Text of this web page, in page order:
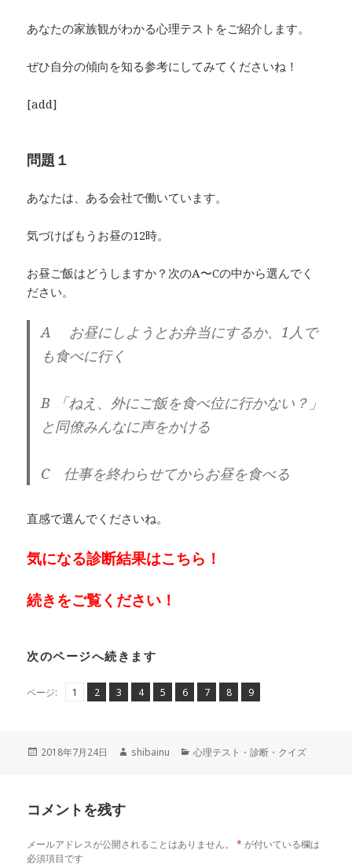
あなたの家族観がわかる心理テストをご紹介します。
ぜひ自分の傾向を知る参考にしてみてくださいね！
[add]
問題１
あなたは、ある会社で働いています。
気づけばもうお昼の12時。
お昼ご飯はどうしますか？次のA〜Cの中から選んでく
ださい。
A お昼にしようとお弁当にするか、1人で
も食べに行く
B 「ねえ、外にご飯を食べ位に行かない？」
と同僚みんなに声をかける
C 仕事を終わらせてからお昼を食べる
直感で選んでくださいね。
気になる診断結果はこちら！
続きをご覧ください！
次のページへ続きます
ページ:
ペ1 ,
ペ
2 ,
ペ
3 ,
ペ
4 ,
ペ
5 ,
ペ
6 ,
ペ
7 ,
ペ
8 ,
ペ
9
投
2018年7月24日
作
shibainu
カ
心理テスト・診断・クイズ
コメントを残す
メールアドレスが公開されることはありません。 * が付いている欄は
必須項目です